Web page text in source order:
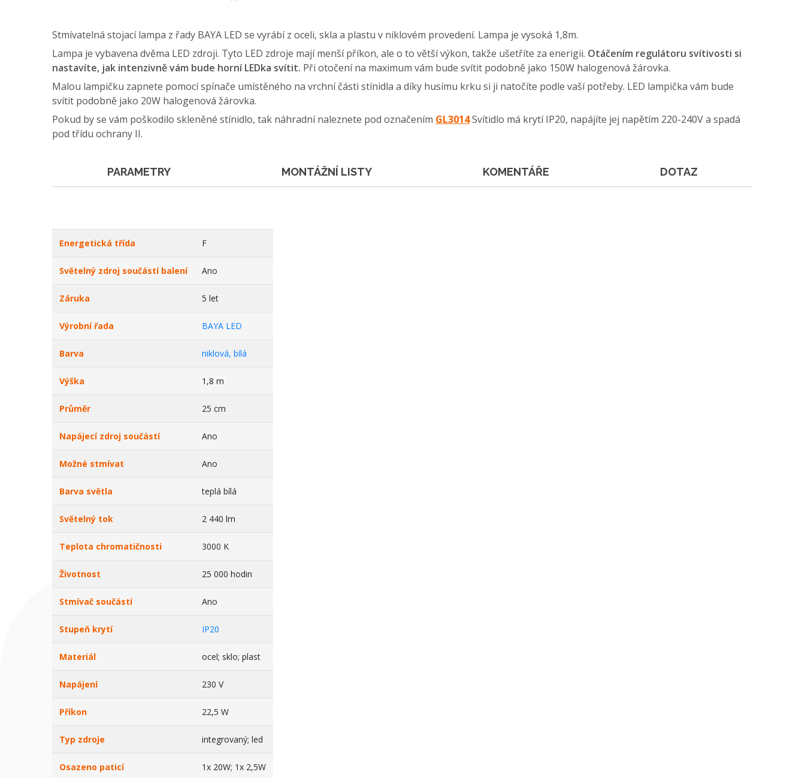
Stmívatelná stojací lampa z řady BAYA LED se vyrábí z oceli, skla a plastu v niklovém provedení. Lampa je vysoká 1,8m.
Lampa je vybavena dvěma LED zdroji. Tyto LED zdroje mají menší příkon, ale o to větší výkon, takže ušetříte za enerigii. Otáčením regulátoru svítivosti si
nastavíte, jak intenzivně vám bude horní LEDka svítit. Při otočení na maximum vám bude svítit podobně jako 150W halogenová žárovka.
Malou lampičku zapnete pomocí spínače umístěného na vrchní části stínidla a díky husímu krku si ji natočíte podle vaší potřeby. LED lampička vám bude
svítit podobně jako 20W halogenová žárovka.
Pokud by se vám poškodilo skleněné stínidlo, tak náhradní naleznete pod označením GL3014Svítidlo má krytí IP20, napájíte jej napětím 220-240V a spadá
pod třídu ochrany II.
PARAMETRY MONTÁŽNÍ LISTY KOMENTÁŘE DOTAZ
Energetická třída F
Světelný zdroj součástí balení Ano
Záruka 5 let
Výrobní řada BAYA LED
Barva niklová, bílá
Výška 1,8 m
Průměr 25 cm
Napájecí zdroj součástí Ano
Možné stmívat Ano
Barva světla teplá bílá
Světelný tok 2 440 lm
Teplota chromatičnosti 3000 K
Životnost 25 000 hodin
Stmívač součástí Ano
Stupeň krytí IP20
Materiál ocel; sklo; plast
Napájení 230 V
Příkon 22,5 W
Typ zdroje integrovaný; led
Osazeno paticí 1x 20W; 1x 2,5W